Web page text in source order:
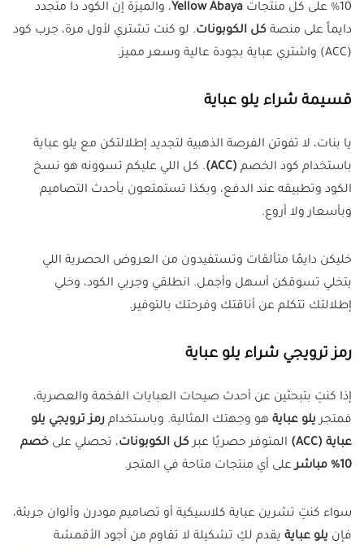
10% على كل منتجات
Yellow Abaya، والميزة إن الكود دا متجدد
دايماً على منصة كل الكوبونات. لو كنت تشتري لأول مرة، جرب كود
(ACC) واشتري عباية بجودة عالية وسعر مميز.
قسيمة شراء يلو عباية
يا بنات، لا تفوتن الفرصة الذهبية لتجديد إطلالتكن مع يلو عباية
باستخدام كود الخصم (ACC)
. كل اللي عليكم تسوونه هو نسخ
الكود وتطبيقه عند الدفع، وبكذا تستمتعون بأحدث التصاميم
وبأسعار ولا أروع.
خليكن دايمًا متألقات وتستفيدون من العروض الحصرية اللي
بتخلي تسوقكن أسهل وأجمل. انطلقي وجربي الكود، وخلي
إطلالتك تتكلم عن أناقتك وفرحتك بالتوفير.
رمز ترويجي شراء يلو عباية
إذا كنتِ بتبحثين عن أحدث صيحات العبايات الفخمة والعصرية،
فمتجريلو عباية هو وجهتك المثالية. وباستخدام رمز ترويجي يلو
عباية (ACC)
المتوفر حصريًا عبركل الكوبونات، تحصلي على خصم
10% مباشر
على أي منتجات متاحة في المتجر.
سواء كنتِ تشرين عباية كلاسيكية أو تصاميم مودرن وألوان جريئة،
فإن يلو عباية يقدم لكِ تشكيلة لا تقاوم من أجود الأقمشة